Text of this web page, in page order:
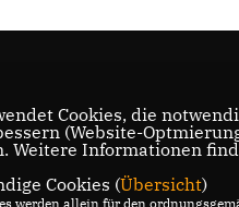
Cookies, die
(Website-
Weitere Informationen
Cookies (Übersicht)
werden allein für den